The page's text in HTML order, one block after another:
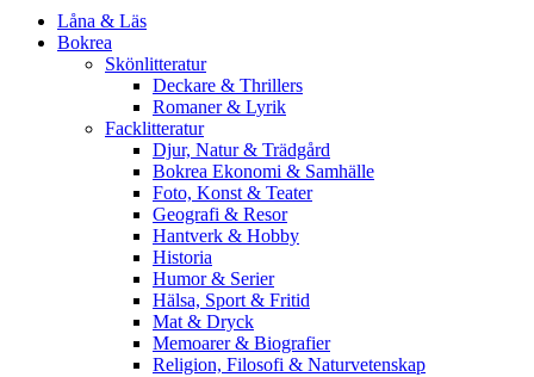
Låna & Läs
Bokrea
Skönlitteratur
Deckare & Thrillers
Romaner & Lyrik
Facklitteratur
Djur, Natur & Trädgård
Bokrea Ekonomi & Samhälle
Foto, Konst & Teater
Geografi & Resor
Hantverk & Hobby
Historia
Humor & Serier
Hälsa, Sport & Fritid
Mat & Dryck
Memoarer & Biografier
Religion, Filosofi & Naturvetenskap